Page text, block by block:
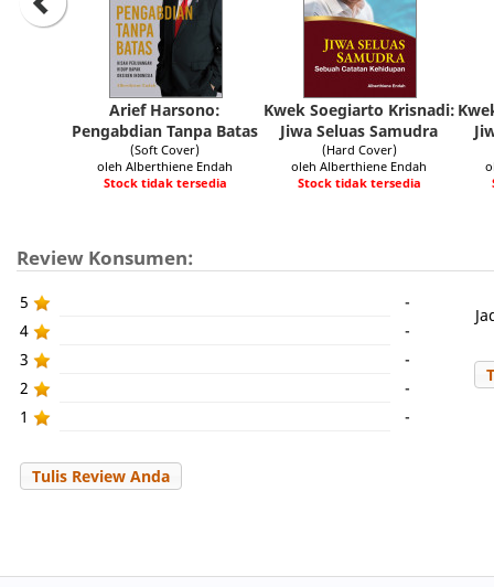
Arief Harsono:
Pengabdian Tanpa Batas
(Soft Cover)
oleh Alberthiene Endah
Stock tidak tersedia
Kwek Soegiarto Krisnadi:
Jiwa Seluas Samudra
(Hard Cover)
oleh Alberthiene Endah
Stock tidak tersedia
Review Konsumen:
5
-
4
-
3
-
2
-
1
-
Tulis Review Anda